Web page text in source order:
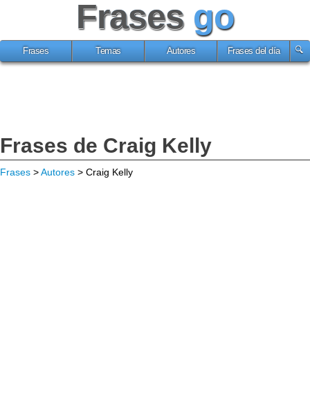
Frases go
Frases Temas Autores Frases del día
Frases de Craig Kelly
Frases >Autores > Craig Kelly